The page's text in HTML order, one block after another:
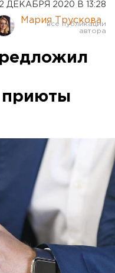
ДЕКАБРЯ 2020 В 13:28
Мария Трускова
приюты